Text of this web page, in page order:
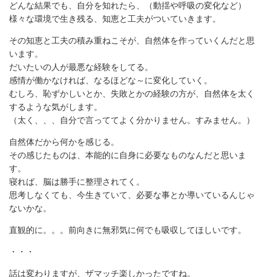
どんな結果でも、自分を知れたら、（動揺や呼吸の変化など）
様々な環境で生き残る、知恵と工夫がついていきます。
その知恵と工夫の積み重ねこそが、自然体を作っていくんだと思
います。
だいたいの人が最悪な経験をしてる。
感情が働かなければ、なるほどな～に変化していく。
むしろ、恥ずかしいとか、失敗とかの経験の方が、自然体を太く
するような気がします。
（太く、、、自分で言っててよく分かりません。すみません。）
自然体だから何かを感じる。
その感じたものは、本能的に自身に必要なものなんだと思いま
す。
寝れば、脳は勝手に整理されてく。
思考しなくても、今生きていて、必要な事とか導いているんじゃ
ないかな。
直観的に。。。前向きに無邪気に何でも吸収してほしいです。
・・・
話は変わりますが、ザマッチ楽しかったですね。